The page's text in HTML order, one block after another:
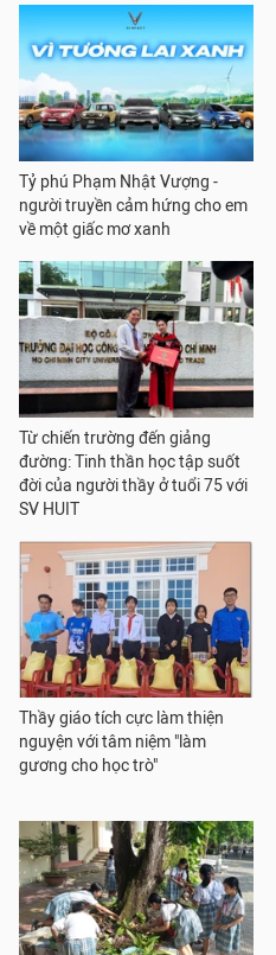
Tỷ phú Phạm Nhật Vượng -
người truyền cảm hứng cho em
về một giấc mơ xanh
Từ chiến trường đến giảng
đường: Tinh thần học tập suốt
đời của người thầy ở tuổi 75 với
SV HUIT
Thầy giáo tích cực làm thiện
nguyện với tâm niệm "làm
gương cho học trò"